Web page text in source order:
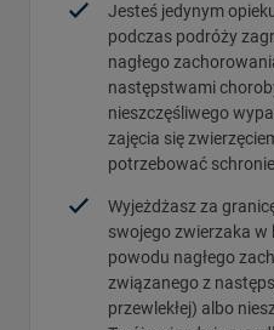
Jesteś jedynym
podczas podróży
nagłego
następstwami
nieszczęśliwego
zajęcia się
potrzebować
Wyjeżdżasz za
swojego zwierzaka w
powodu nagłego
związanego z
przewlekłej) albo